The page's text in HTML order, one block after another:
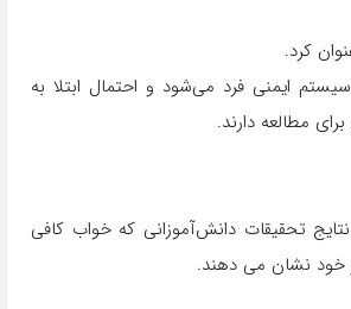
کرد.
ایمنی فرد می‌شود و احتمال ابتلا به
مطالعه دارند.
تحقیقات دانش‌آموزانی که خواب کافی
خود نشان می دهند.